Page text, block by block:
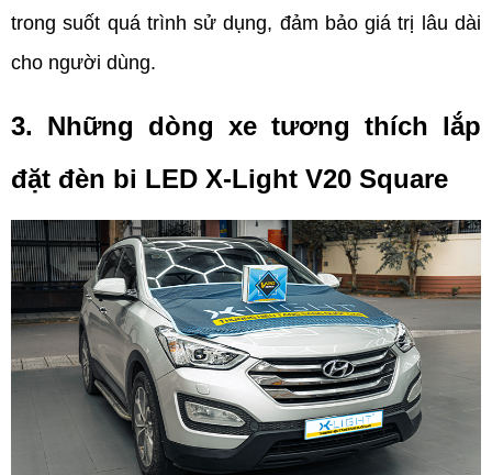
trong suốt quá trình sử dụng, đảm bảo giá trị lâu dài
cho người dùng.
3. Những dòng xe tương thích lắp
đặt đèn bi LED X-Light V20 Square